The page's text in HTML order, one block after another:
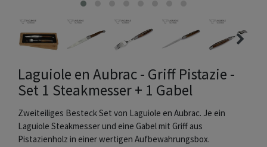
Laguiole en Aubrac - Griff Pistazie -
Set 1 Steakmesser + 1 Gabel
Zweiteiliges Besteck Set von Laguiole en Aubrac. Je ein
Laguiole Steakmesser und eine Gabel mit Griff aus
Pistazienholz in einer wertigen Aufbewahrungsbox.